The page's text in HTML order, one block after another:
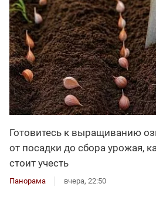
Готовитесь к выращиванию
от посадки до сбора урожая,
стоит учесть
Панорама вчера, 22:50